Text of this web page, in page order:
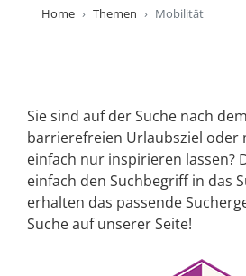
Home Themen Mobilität
Sie sind auf der Suche nach
barrierefreien Urlaubsziel oder
einfach nur inspirieren lassen?
einfach den Suchbegriff in das
erhalten das passende
Suche auf unserer Seite!